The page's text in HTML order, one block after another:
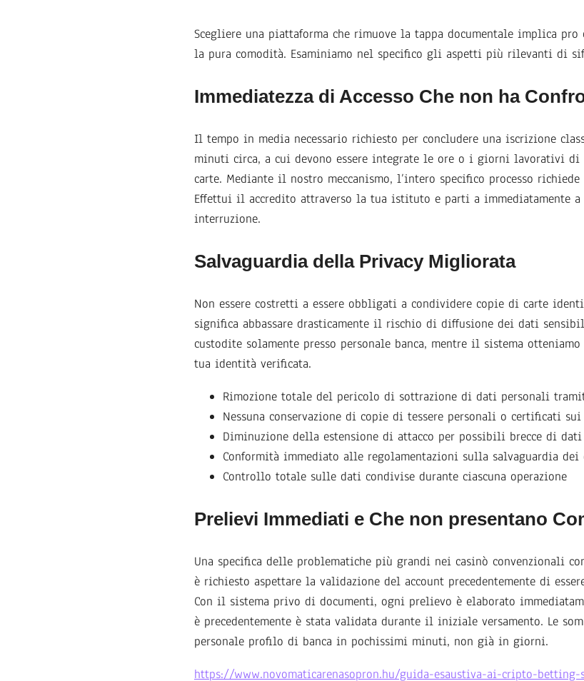
Scegliere una piattaforma che rimuove la tappa documentale implica
la pura comodità. Esaminiamo nel specifico gli aspetti più rilevanti di
Immediatezza di Accesso Che non ha
Il tempo in media necessario richiesto per concludere una iscrizione
minuti circa, a cui devono essere integrate le ore o i giorni lavorativi di
carte. Mediante il nostro meccanismo, l’intero specifico processo
Effettui il accredito attraverso la tua istituto e parti a immediatamente
interruzione.
Salvaguardia della Privacy Migliorata
Non essere costretti a essere obbligati a condividere copie di carte
significa abbassare drasticamente il rischio di diffusione dei dati
custodite solamente presso personale banca, mentre il sistema
tua identità verificata.
Rimozione totale del pericolo di sottrazione di dati personali
Nessuna conservazione di copie di tessere personali o certificati
Diminuzione della estensione di attacco per possibili brecce di dati
Conformità immediato alle regolamentazioni sulla salvaguardia
Controllo totale sulle dati condivise durante ciascuna operazione
Prelievi Immediati e Che non presentano
Una specifica delle problematiche più grandi nei casinò convenzionali
è richiesto aspettare la validazione del account precedentemente di
Con il sistema privo di documenti, ogni prelievo è elaborato
è precedentemente è stata validata durante il iniziale versamento. Le
personale profilo di banca in pochissimi minuti, non già in giorni.
https://www.novomaticarenasopron.hu/guida-esaustiva-ai-cripto-